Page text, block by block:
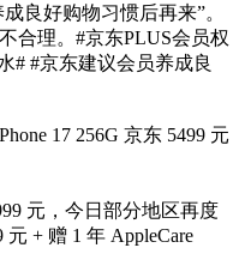
良好购物习惯后再来”。
合理。#京东PLUS会员权
# #京东建议会员养成良
17 256G 京东 5499 元
元，今日部分地区再度
+ 赠 1 年 AppleCare